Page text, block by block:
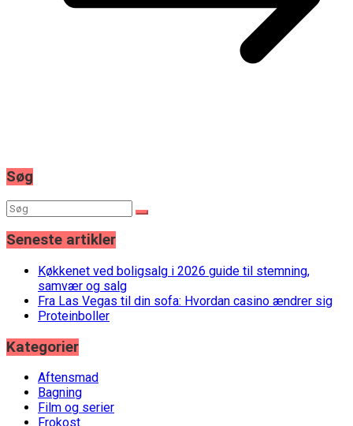
Søg
Seneste artikler
Køkkenet ved boligsalg i 2026 guide til stemning,
samvær og salg
Fra Las Vegas til din sofa: Hvordan casino ændrer sig
Proteinboller
Kategorier
Aftensmad
Bagning
Film og serier
Frokost